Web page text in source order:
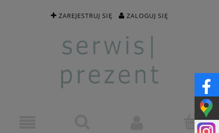
ZAREJESTRUJ SIĘ ZALOGUJ SIĘ